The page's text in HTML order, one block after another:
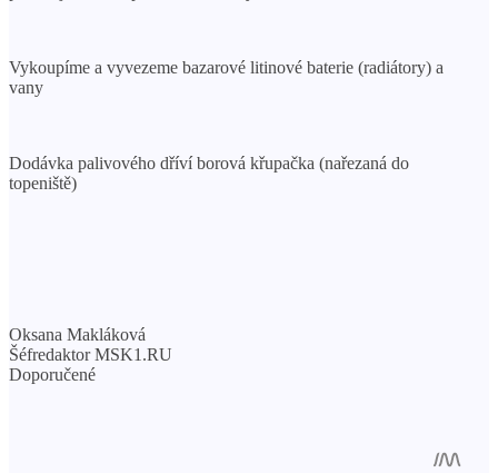
Vykoupíme a vyvezeme bazarové litinové baterie (radiátory) a
vany
Dodávka palivového dříví borová křupačka (nařezaná do
topeniště)
Oksana Makláková
Šéfredaktor MSK1.RU
Doporučené